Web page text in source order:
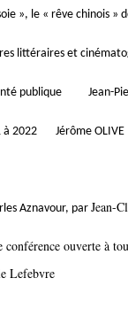
», le « rêve chinois »
littéraires et
publique Jean-
à 2022 Jérôme OLIVE
Aznavour, par Jean-
ouverte à
Lefebvre